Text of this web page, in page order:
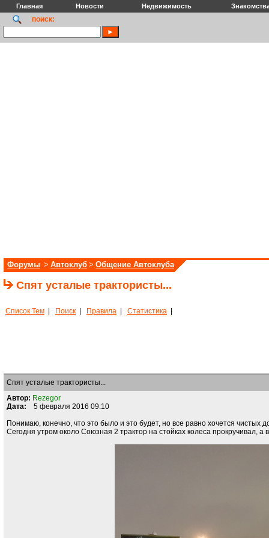
Главная Новости Недвижимость
поиск:
Форумы > Автоклуб > Общение Автоклуба
Спят усталые трактористы...
Список Тем Поиск Правила Статистика
Спят усталые трактористы...
Автор: Rezegor
Дата: 5 февраля 2016 09:10
Понимаю, конечно, что это было и это будет, но все равно хочется чистых
Сегодня утром около Союзная 2 трактор на стойках колеса прокручивал, а